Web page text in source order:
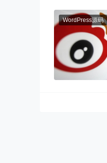
WordPress源码